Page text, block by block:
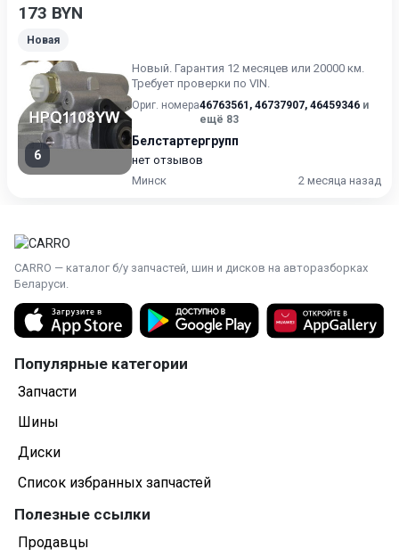
173 BYN
Новая
6
Новый. Гарантия 12 месяцев или 20000 км.
Требует проверки по VIN.
Ориг. номера46763561 , 46737907, 46459346 и
ещё 83
Белстартергрупп
нет отзывов
Минск
2 месяца назад
CARRO — каталог б/у запчастей, шин и дисков на авторазборках
Беларуси.
Популярные категории
Запчасти
Шины
Диски
Список избранных запчастей
Полезные ссылки
Продавцы